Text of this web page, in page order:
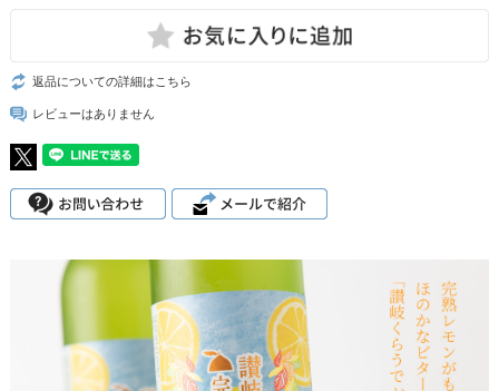
返品についての詳細はこちら
レビューはありません